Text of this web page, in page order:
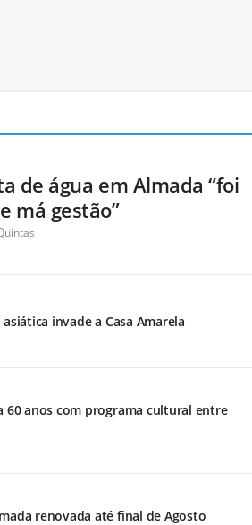
de água em Almada “foi
má gestão”
invade a Casa Amarela
60 anos com programa cultural entre
renovada até final de Agosto